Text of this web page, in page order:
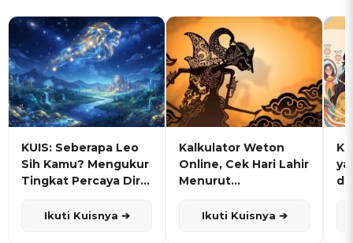
KUIS: Seberapa Leo
Sih Kamu? Mengukur
Tingkat Percaya Diri
Ikuti Kuisnya ➔
Kalkulator Weton
Online, Cek Hari Lahir
Menurut
Ikuti Kuisnya ➔